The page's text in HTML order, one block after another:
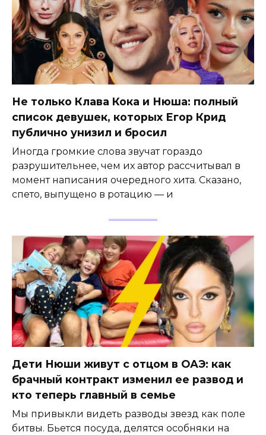
Не только Клава Кока и Нюша: полный
список девушек, которых Егор Крид
публично унизил и бросил
Иногда громкие слова звучат гораздо
разрушительнее, чем их автор рассчитывал в
момент написания очередного хита. Сказано,
спето, выпущено в ротацию — и
Дети Нюши живут с отцом в ОАЭ: как
брачный контракт изменил ее развод и
кто теперь главный в семье
Мы привыкли видеть разводы звезд как поле
битвы. Бьется посуда, делятся особняки на